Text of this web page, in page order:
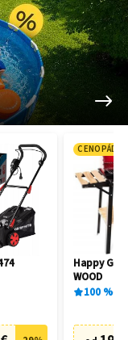
CENOPÁD
Happy
WOOD
100%